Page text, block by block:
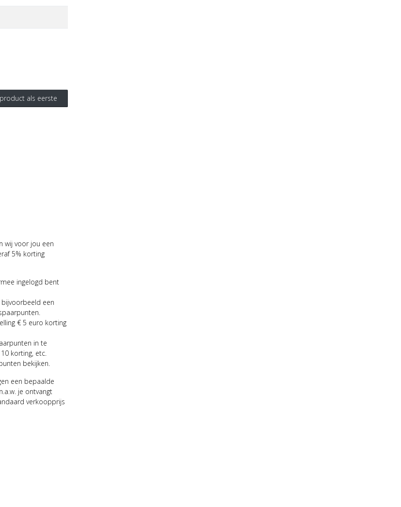
als eerste
wij voor jou een
5% korting
ingelogd bent
een
€ 5 euro korting
in te
korting, etc.
bekijken.
een bepaalde
je ontvangt
verkoopprijs